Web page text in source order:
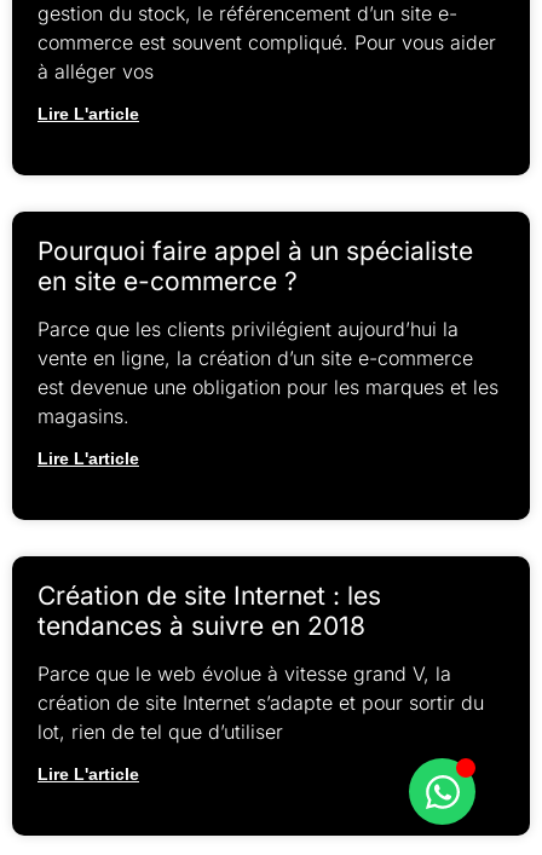
gestion du stock, le référencement d’un site e-
commerce est souvent compliqué. Pour vous aider
à alléger vos
Lire L'article
Pourquoi faire appel à un spécialiste
en site e-commerce ?
Parce que les clients privilégient aujourd’hui la
vente en ligne, la création d’un site e-commerce
est devenue une obligation pour les marques et les
magasins.
Lire L'article
Création de site Internet : les
tendances à suivre en 2018
Parce que le web évolue à vitesse grand V, la
création de site Internet s’adapte et pour sortir du
lot, rien de tel que d’utiliser
Lire L'article